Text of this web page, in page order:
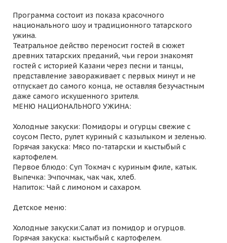
Программа состоит из показа красочного
национального шоу и традиционного татарского
ужина.
Театральное действо переносит гостей в сюжет
древних татарских преданий, чьи герои знакомят
гостей с историей Казани через песни и танцы,
представление завораживает с первых минут и не
отпускает до самого конца, не оставляя безучастным
даже самого искушенного зрителя.
МЕНЮ НАЦИОНАЛЬНОГО УЖИНА:
Холодные закуски: Помидоры и огурцы свежие с
соусом Песто, рулет куриный с казылыком и зеленью.
Горячая закуска: Мясо по-татарски и кыстыбый с
картофелем.
Первое блюдо: Суп Токмач с куриным филе, катык.
Выпечка: Эчпочмак, чак чак, хлеб.
Напиток: Чай с лимоном и сахаром.
Детское меню:
Холодные закуски:Салат из помидор и огурцов.
Горячая закуска: кыстыбый с картофелем.